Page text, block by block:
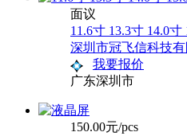
面议
11.6寸 13.3寸 14.0
深圳市冠飞信科技有
我要报价
广东深圳市
150.00元/pcs